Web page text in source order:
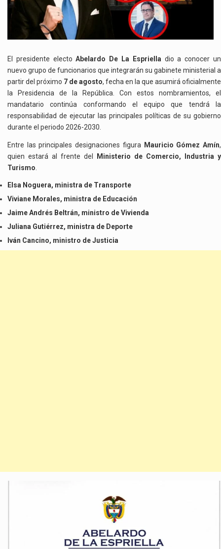
NUEVOS
NOMBRAMIENTOS
2026-
2030
El presidente electoAbelardo De La Espriella dio a conocer un
nuevo grupo de funcionarios que integrarán su gabinete ministerial a
partir del próximo 7 de agosto, fecha en la que asumirá oficialmente
la Presidencia de la República. Con estos nombramientos, el
mandatario continúa conformando el equipo que tendrá la
responsabilidad de ejecutar las principales políticas de su gobierno
durante el periodo 2026-2030.
Entre las principales designaciones figura Mauricio Gómez Amín,
quien estará al frente del Ministerio de Comercio, Industria y
Turismo
Elsa Noguera, ministra de Transporte
Viviane Morales, ministra de Educación
Jaime Andrés Beltrán, ministro de Vivienda
Juliana Gutiérrez, ministra de Deporte
Iván Cancino, ministro de Justicia